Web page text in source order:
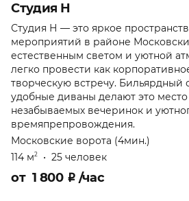
Студия Н
Студия Н — это яркое
мероприятий в районе
естественным светом и уютной
легко провести как
творческую встречу. Бильярдный
удобные диваны делают это
незабываемых вечеринок и
времяпрепровождения.
Московские ворота (4мин.)
114 м2 • 25 человек
от 1 800 ₽ /час